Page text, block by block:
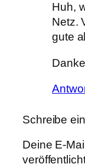
Huh,
Netz.
gute
Schreibe
Deine E-